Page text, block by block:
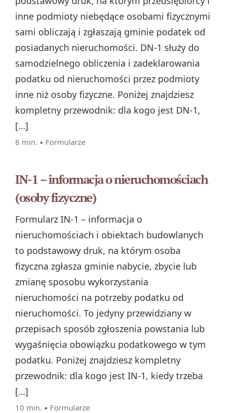
inne podmioty niebędące osobami fizycznymi
sami obliczają i zgłaszają gminie podatek od
posiadanych nieruchomości. DN‑1 służy do
samodzielnego obliczenia i zadeklarowania
podatku od nieruchomości przez podmioty
inne niż osoby fizyczne. Poniżej znajdziesz
kompletny przewodnik: dla kogo jest DN‑1,
[…]
8 min. ▪ Formularze
IN-1 – informacja o nieruchomościach
(osoby fizyczne)
Formularz IN‑1 – informacja o
nieruchomościach i obiektach budowlanych
to podstawowy druk, na którym osoba
fizyczna zgłasza gminie nabycie, zbycie lub
zmianę sposobu wykorzystania
nieruchomości na potrzeby podatku od
nieruchomości. To jedyny przewidziany w
przepisach sposób zgłoszenia powstania lub
wygaśnięcia obowiązku podatkowego w tym
podatku. Poniżej znajdziesz kompletny
przewodnik: dla kogo jest IN‑1, kiedy trzeba
[…]
10 min. ▪ Formularze